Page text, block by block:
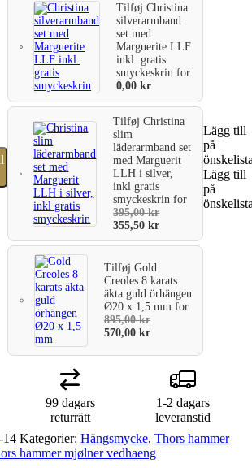
TilføjChristina
silverarmband
set med
Marguerite LLF
inkl. gratis
smyckeskrinfor
0,00kr
TilføjChristina
slim
läderarmband set
med Marguerit
LLH i silver,
inkl gratis
smyckeskrinfor
395,00kr
355,50kr
TilføjGold
Creoles 8 karats
äkta guld örhängen
Ø20 x 1,5 mmfor
895,00kr
570,00kr
Lägg till
på
Lägg till
på
99 dagars
returrätt
1-2 dagars
leveranstid
14 Kategorier: Hängsmycke, Thors hammer
hammer mjølner vedhaeng